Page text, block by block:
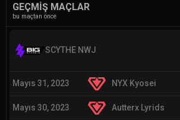
GEÇMIŞ MAÇLAR
bu maçtan önce
SCYTHE NWJ
Mayıs 31, 2023 NYX Kyosei
Mayıs 30, 2023 Autterx Lyrids